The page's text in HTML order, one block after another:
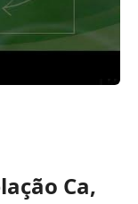
Ca,